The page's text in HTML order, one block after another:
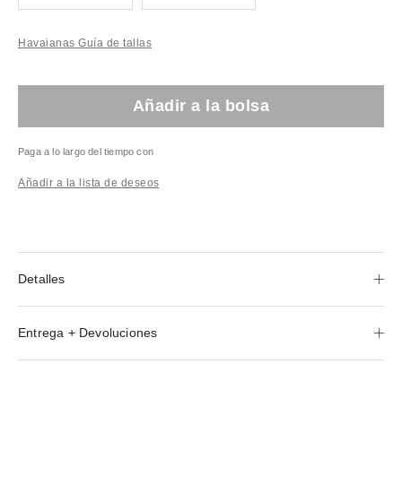
Havaianas Guía de tallas
Añadir a la bolsa
Paga a lo largo del tiempo con
Añadir a la lista de deseos
Detalles
Entrega + Devoluciones